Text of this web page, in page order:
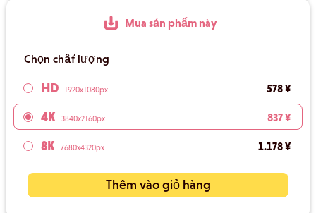
Mua sản phẩm này
Chọn chất lượng
HD 1920x1080px 578 ¥
4K 3840x2160px 837 ¥
8K 7680x4320px 1.178 ¥
Thêm vào giỏ hàng